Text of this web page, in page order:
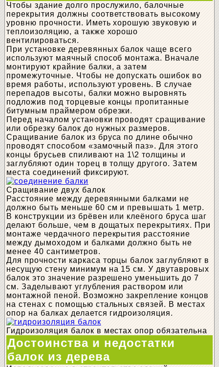
Чтобы здание долго прослужило, балочные
перекрытия должны соответствовать высокому
уровню прочности. Иметь хорошую звуковую и
теплоизоляцию, а также хорошо
вентилироваться.
При установке деревянных балок чаще всего
используют маячный способ монтажа. Вначале
монтируют крайние балки, а затем
промежуточные. Чтобы не допускать ошибок во
время работы, используют уровень. В случае
перепадов высоты, балки можно выровнять
подложив под торцевые концы пропитанные
битумным праймером обрезки.
Перед началом установки проводят сращивание
или обрезку балок до нужных размеров.
Сращивание балок из бруса по длине обычно
проводят способом «замочный паз». Для этого
концы брусьев спиливают на 1\2 толщины и
заглубляют один торец в толщу другого. Затем
места соединений фиксируют.
Сращивание двух балок
Расстояние между деревянными балками не
должно быть меньше 60 см и превышать 1 метр.
В конструкции из брёвен или клеёного бруса шаг
делают больше, чем в дощатых перекрытиях. При
монтаже чердачного перекрытия расстояние
между дымоходом и балками должно быть не
менее 40 сантиметров.
Для прочности каркаса торцы балок заглубляют в
несущую стену минимум на 15 см. У двутавровых
балок это значение разрешено уменьшить до 7
см. Заделывают углубления раствором или
монтажной пеной. Возможно закрепление концов
на стенах с помощью стальных связей. В местах
опор на балках делается гидроизоляция.
Гидроизоляция балок в местах опор обязательна
Достоинства и недостатки
балок из дерева